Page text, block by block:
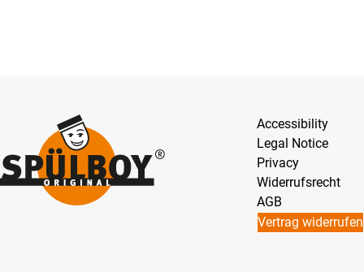
Accessibility
Legal Notice
Privacy
Widerrufsrecht
AGB
Vertrag widerrufen